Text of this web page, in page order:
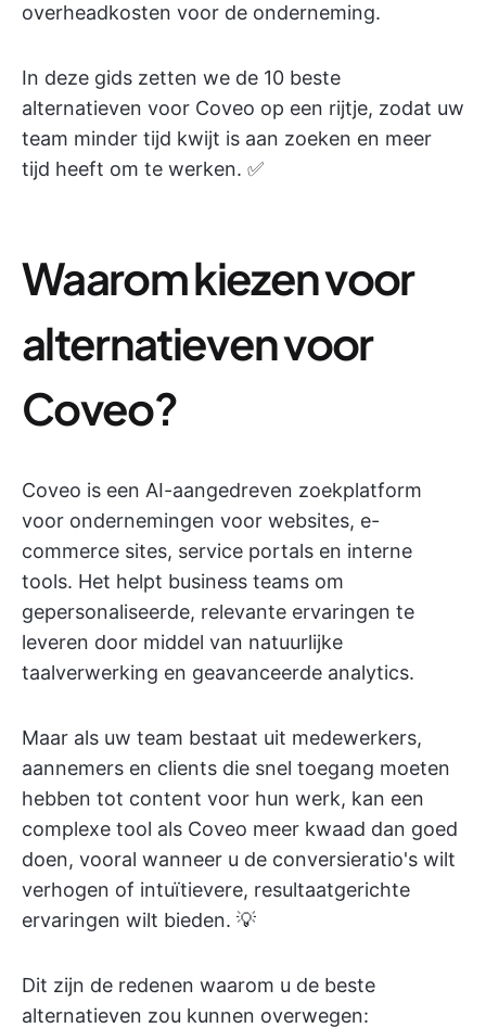
overheadkosten voor de onderneming.
In deze gids zetten we de 10 beste
alternatieven voor Coveo op een rijtje, zodat uw
team minder tijd kwijt is aan zoeken en meer
tijd heeft om te werken. ✅
Waarom kiezen voor
alternatieven voor
Coveo?
Coveo is een AI-aangedreven zoekplatform
voor ondernemingen voor websites, e-
commerce sites, service portals en interne
tools. Het helpt business teams om
gepersonaliseerde, relevante ervaringen te
leveren door middel van natuurlijke
taalverwerking en geavanceerde analytics.
Maar als uw team bestaat uit medewerkers,
aannemers en clients die snel toegang moeten
hebben tot content voor hun werk, kan een
complexe tool als Coveo meer kwaad dan goed
doen, vooral wanneer u de conversieratio's wilt
verhogen of intuïtievere, resultaatgerichte
ervaringen wilt bieden. 💡
Dit zijn de redenen waarom u de beste
alternatieven zou kunnen overwegen: